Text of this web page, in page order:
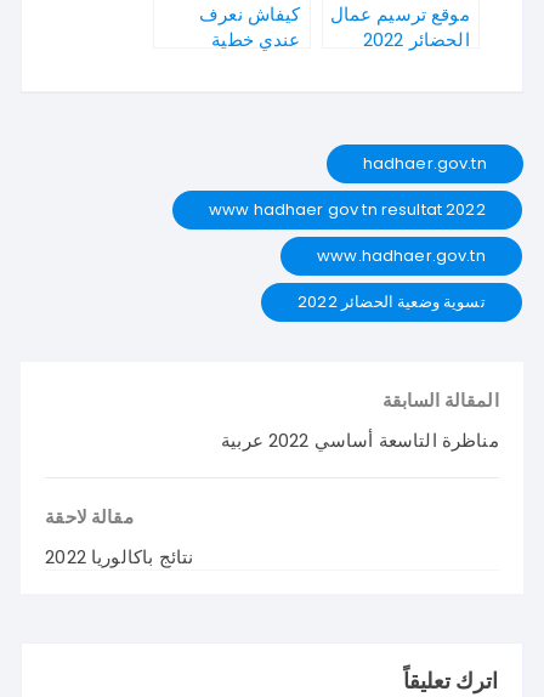
موقع ترسيم عمال
الحضائر 2022
كيفاش نعرف
عندي خطية
hadhaer.gov.tn
www hadhaer gov tn resultat 2022
www.hadhaer.gov.tn
تسوية وضعية الحضائر 2022
المقالة السابقة
مناظرة التاسعة أساسي 2022 عربية
مقالة لاحقة
نتائج باكالوريا 2022
اترك تعليقاً